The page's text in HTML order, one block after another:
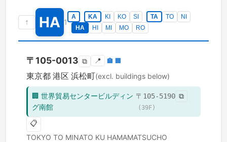
↑ HA 1
A KA KI KO SI TA TO
NI
HA
HI MI MO RO
〒 105-0013 ⧉ 📍 🏣 🏢
東京都 港区 浜松町(excl. buildings below)
🏢 世界貿易センタービルディン
グ南館
〒 105-5190 ⧉
( 39F)
📋
TOKYO TO MINATO KU HAMAMATSUCHO